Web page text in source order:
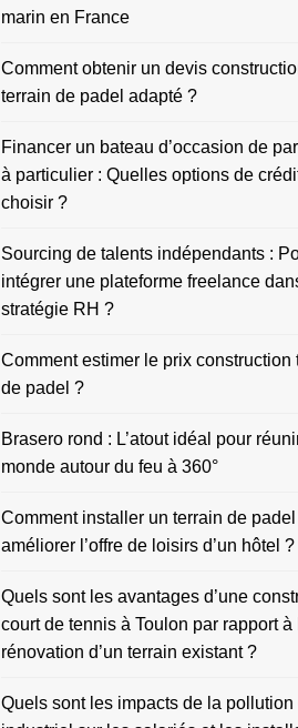
marin en France
Comment obtenir un devis
terrain de padel adapté ?
Financer un bateau d’occasion de
à particulier : Quelles options de
choisir ?
Sourcing de talents indépendants :
intégrer une plateforme freelance
stratégie RH ?
Comment estimer le prix construction
de padel ?
Brasero rond : L’atout idéal pour
monde autour du feu à 360°
Comment installer un terrain de padel
améliorer l’offre de loisirs d’un hôtel ?
Quels sont les avantages d’une
court de tennis à Toulon par rapport à
rénovation d’un terrain existant ?
Quels sont les impacts de la pollution